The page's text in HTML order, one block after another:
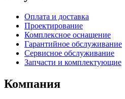
Оплата и доставка
Проектирование
Комплексное оснащение
Гарантийное обслуживание
Сервисное обслуживание
Запчасти и комплектующие
Компания